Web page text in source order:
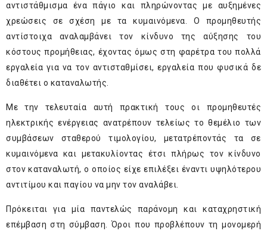
αντιστάθμισμα ένα πάγιο και πληρώνοντας με αυξημένες
χρεώσεις σε σχέση με τα κυμαινόμενα. Ο προμηθευτής
αντίστοιχα αναλαμβάνει τον κίνδυνο της αύξησης του
κόστους προμήθειας, έχοντας όμως στη φαρέτρα του πολλά
εργαλεία για να τον αντισταθμίσει, εργαλεία που φυσικά δε
διαθέτει ο καταναλωτής.
Με την τελευταία αυτή πρακτική τους οι προμηθευτές
ηλεκτρικής ενέργειας ανατρέπουν τελείως το θεμέλιο των
συμβάσεων σταθερού τιμολογίου, μετατρέποντάς τα σε
κυμαινόμενα και μετακυλίοντας έτσι πλήρως τον κίνδυνο
στον καταναλωτή, ο οποίος είχε επιλέξει έναντι υψηλότερου
αντιτίμου και παγίου να μην τον αναλάβει.
Πρόκειται για μία παντελώς παράνομη και καταχρηστική
επέμβαση στη σύμβαση. Όροι που προβλέπουν τη μονομερή